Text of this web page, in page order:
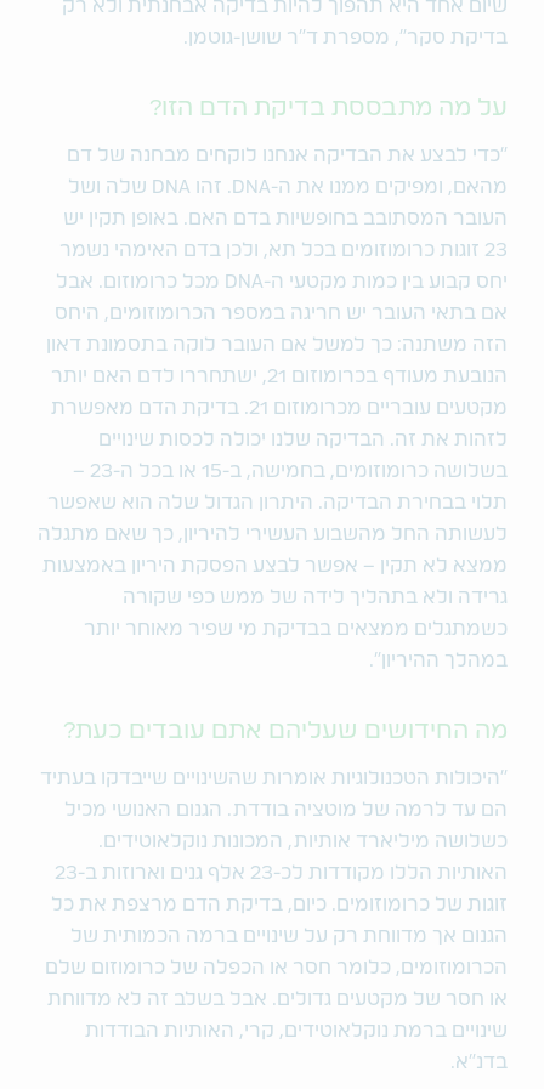
שיום אחד היא תהפוך להיות בדיקה אבחנתית ולא רק
בדיקת סקר", מספרת ד"ר שושן-גוטמן.
על מה מתבססת בדיקת הדם הזו?
"כדי לבצע את הבדיקה אנחנו לוקחים מבחנה של דם
מהאם, ומפיקים ממנו את ה-DNA. זהו DNA שלה ושל
העובר המסתובב בחופשיות בדם האם. באופן תקין יש
23 זוגות כרומוזומים בכל תא, ולכן בדם האימהי נשמר
יחס קבוע בין כמות מקטעי ה-DNA מכל כרומוזום. אבל
אם בתאי העובר יש חריגה במספר הכרומוזומים, היחס
הזה משתנה: כך למשל אם העובר לוקה בתסמונת דאון
הנובעת מעודף בכרומוזום 21, ישתחררו לדם האם יותר
מקטעים עובריים מכרומוזום 21. בדיקת הדם מאפשרת
לזהות את זה. הבדיקה שלנו יכולה לכסות שינויים
בשלושה כרומוזומים, בחמישה, ב-15 או בכל ה-23 –
תלוי בבחירת הבדיקה. היתרון הגדול שלה הוא שאפשר
לעשותה החל מהשבוע העשירי להיריון, כך שאם מתגלה
ממצא לא תקין – אפשר לבצע הפסקת היריון באמצעות
גרידה ולא בתהליך לידה של ממש כפי שקורה
כשמתגלים ממצאים בבדיקת מי שפיר מאוחר יותר
במהלך ההיריון".
מה החידושים שעליהם אתם עובדים כעת?
"היכולות הטכנולוגיות אומרות שהשינויים שייבדקו בעתיד
הם עד לרמה של מוטציה בודדת. הגנום האנושי מכיל
כשלושה מיליארד אותיות, המכונות נוקלאוטידים.
האותיות הללו מקודדות לכ-23 אלף גנים וארוזות ב-23
זוגות של כרומוזומים. כיום, בדיקת הדם מרצפת את כל
הגנום אך מדווחת רק על שינויים ברמה הכמותית של
הכרומוזומים, כלומר חסר או הכפלה של כרומוזום שלם
או חסר של מקטעים גדולים. אבל בשלב זה לא מדווחת
שינויים ברמת נוקלאוטידים, קרי, האותיות הבודדות
בדנ"א.